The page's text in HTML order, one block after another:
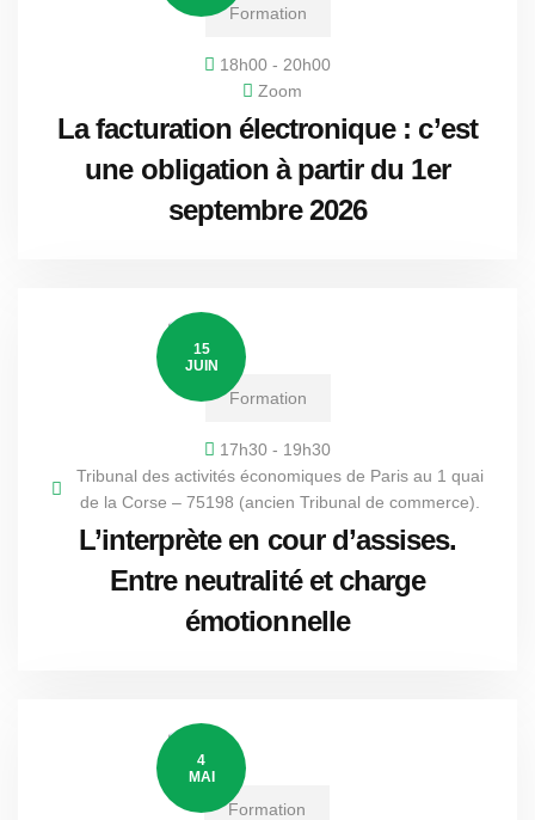
Formation
18h00 - 20h00
Zoom
La facturation électronique : c’est
une obligation à partir du 1er
septembre 2026
15
JUIN
Formation
17h30 - 19h30
Tribunal des activités économiques de Paris au 1 quai
de la Corse – 75198 (ancien Tribunal de commerce).
L’interprète en cour d’assises.
Entre neutralité et charge
émotionnelle
4
MAI
Formation